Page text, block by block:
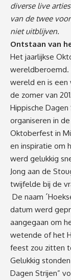
diverse live
van de twee
niet uitblijven.
Ontstaan van
Het jaarlijkse
wereld en is
de zomer van
Hippische
organiseren in
Oktoberfest in
en inspiratie om
werd gelukkig
Jong aan de
twijfelde bij de
De naam
datum werd
aangegaan om
wetende of het
feest zou zitten
Gelukkig
Dagen Strijen”